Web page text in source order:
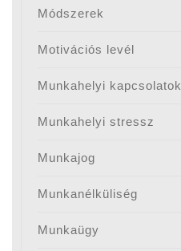
Módszerek
Motivációs levél
Munkahelyi kapcsolatok
Munkahelyi stressz
Munkajog
Munkanélküliség
Munkaügy